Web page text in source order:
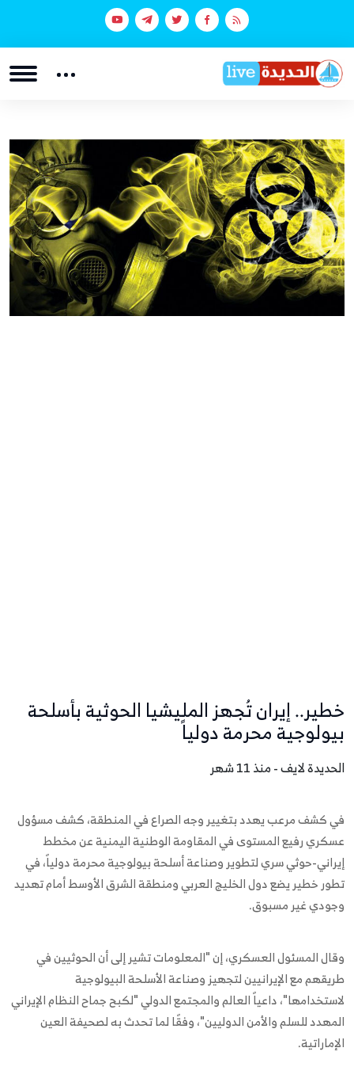
خطير.. إيران تُجهز المليشيا الحوثية بأسلحة
بيولوجية محرمة دولياً
الحديدة لايف - منذ 11 شهر
في كشف مرعب يهدد بتغيير وجه الصراع في المنطقة، كشف مسؤول
عسكري رفيع المستوى في المقاومة الوطنية اليمنية عن مخطط
إيراني-حوثي سري لتطوير وصناعة أسلحة بيولوجية محرمة دولياً، في
تطور خطير يضع دول الخليج العربي ومنطقة الشرق الأوسط أمام تهديد
وجودي غير مسبوق.
وقال المسئول العسكري، إن "المعلومات تشير إلى أن الحوثيين في
طريقهم مع الإيرانيين لتجهيز وصناعة الأسلحة البيولوجية
لاستخدامها"، داعياً العالم والمجتمع الدولي "لكبح جماح النظام الإيراني
المهدد للسلم والأمن الدوليين"، وفقًا لما تحدث به لصحيفة العين
الإماراتية.